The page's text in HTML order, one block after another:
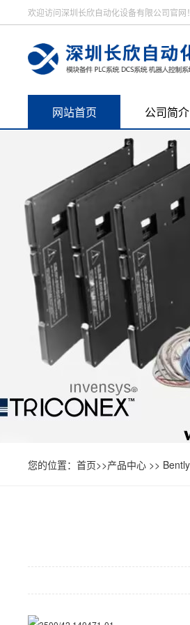
欢迎访问深圳长欣自动化设备有限公司官网！
网站首页 公司简介
您的位置： 首页>>产品中心 >>